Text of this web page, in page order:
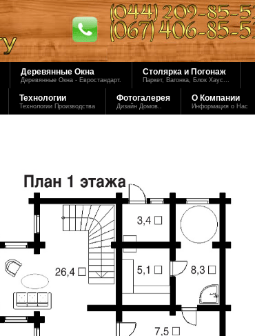
Деревянные Окна
Деревянные Окна - Евростандарт.
Столярка и Погонаж
Паркет, Вагонка, Блок Хаус...
Технологии
Технологии Производства
Фотогалерея
Дизайн Домов..
О Компании
Информация о Нас